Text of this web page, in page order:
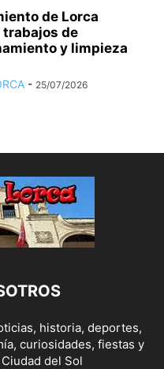
de Lorca
de
y limpieza
- 25/07/2026
historia, deportes,
curiosidades, fiestas y
del Sol